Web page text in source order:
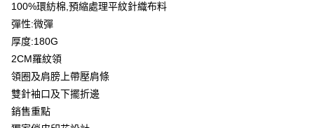
大哥付你分期
相关说明
1. 本服务由台湾大哥大提供，电信用户可立即使用无须另外申请。（限个人
月租型门号，不开放公司户及预付卡使用）
2. 付款方式选择 “大哥付你分期”，订单成立后会自动跳转到大哥付的交易流
程，验证手机门号后，选择欲分期的期数、缴款截止日，确认付款后即完成
交易。
AFTEE先享后付
相关说明
一、關於 AFTEE先享後付
1. 於付款方式選擇AFTEE先享後付，將跳出AFTEE先享後付手機驗證視
ATM付款
100%環紡棉,預縮處理平紋針織布料
彈性:微彈
厚度:180G
2CM羅紋領
領圈及肩膀上帶壓肩條
雙針袖口及下擺折邊
銷售重點